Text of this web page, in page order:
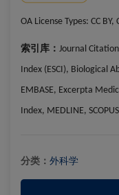
OA License Types: CC BY,
索引库： Journal
Index (ESCI), Biological
EMBASE, Excerpta
Index, MEDLINE,
分类： 外科学